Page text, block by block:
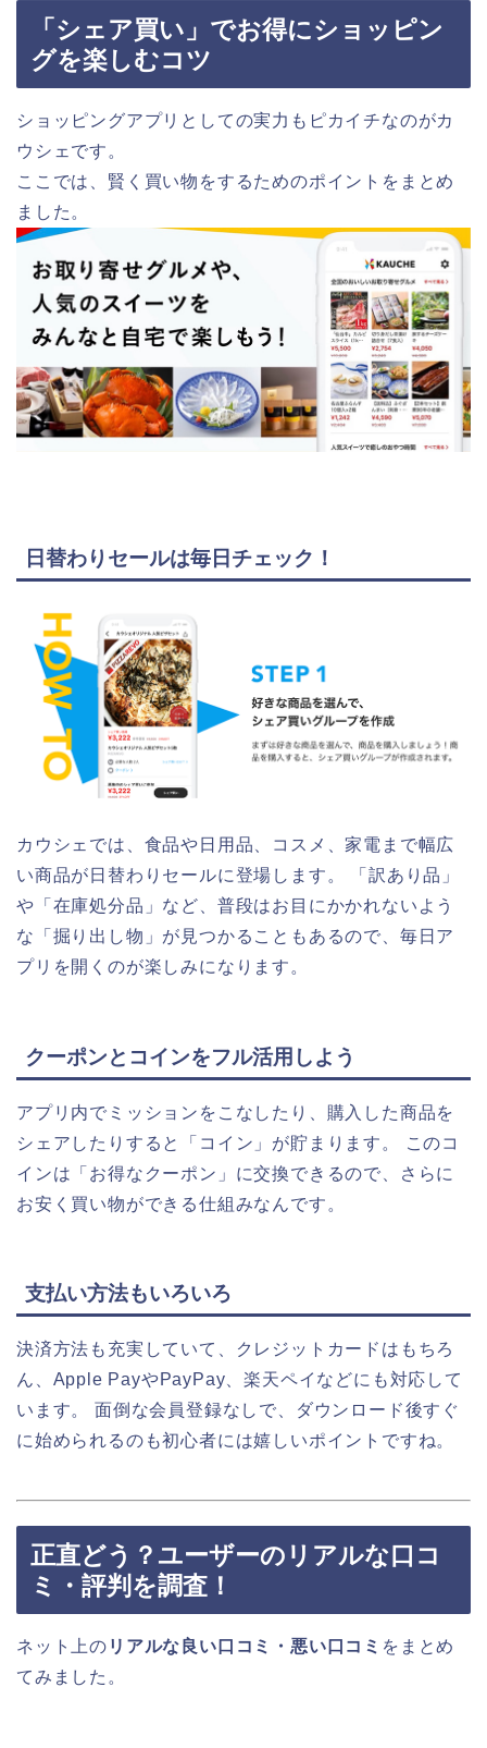
「シェア買い」でお得にショッピン
グを楽しむコツ
ショッピングアプリとしての実力もピカイチなのがカ
ウシェです。
ここでは、賢く買い物をするためのポイントをまとめ
ました。
日替わりセールは毎日チェック！
カウシェでは、食品や日用品、コスメ、家電まで幅広
い商品が日替わりセールに登場します。 「訳あり品」
や「在庫処分品」など、普段はお目にかかれないよう
な「掘り出し物」が見つかることもあるので、毎日ア
プリを開くのが楽しみになります。
クーポンとコインをフル活用しよう
アプリ内でミッションをこなしたり、購入した商品を
シェアしたりすると「コイン」が貯まります。 このコ
インは「お得なクーポン」に交換できるので、さらに
お安く買い物ができる仕組みなんです。
支払い方法もいろいろ
決済方法も充実していて、クレジットカードはもちろ
ん、Apple PayやPayPay、楽天ペイなどにも対応して
います。 面倒な会員登録なしで、ダウンロード後すぐ
に始められるのも初心者には嬉しいポイントですね。
正直どう？ユーザーのリアルな口コ
ミ・評判を調査！
ネット上の リアルな良い口コミ・悪い口コミ をまとめ
てみました。